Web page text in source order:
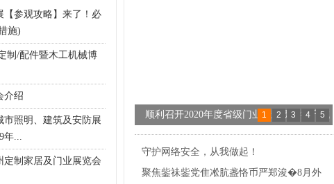
【参观攻略】来了！必
施)
制/配件暨木工机械博
介绍
市照明、建筑及安防展
年...
定制家居及门业展览会
顺利召开2020年度省级门业产业质量提升试
点服务项目成果发布会
1 2 3 4 5
守护网络安全，从我做起！
聚焦鈭祙鈭党隹凇肮盏恪币严郑浚�8月外